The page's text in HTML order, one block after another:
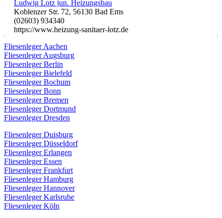
Ludwig Lotz jun. Heizungsbau
Koblenzer Str. 72, 56130 Bad Ems
(02603) 934340
https://www.heizung-sanitaer-lotz.de
Fliesenleger Aachen
Fliesenleger Augsburg
Fliesenleger Berlin
Fliesenleger Bielefeld
Fliesenleger Bochum
Fliesenleger Bonn
Fliesenleger Bremen
Fliesenleger Dortmund
Fliesenleger Dresden
Fliesenleger Duisburg
Fliesenleger Düsseldorf
Fliesenleger Erlangen
Fliesenleger Essen
Fliesenleger Frankfurt
Fliesenleger Hamburg
Fliesenleger Hannover
Fliesenleger Karlsruhe
Fliesenleger Köln